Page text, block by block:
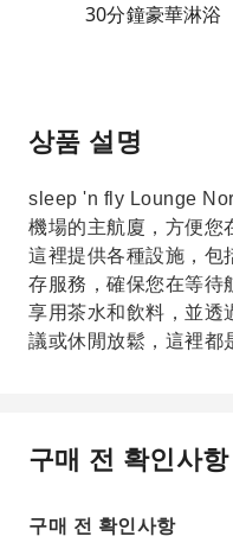
30分鐘豪華淋浴
상품 설명
sleep 'n fly Lounge
機場的主航廈，方便您
這裡提供各種設施，包
存服務，確保您在等待
享用茶水和飲料，並透
議或休閒放鬆，這裡都
구매 전 확인사항
구매 전 확인사항